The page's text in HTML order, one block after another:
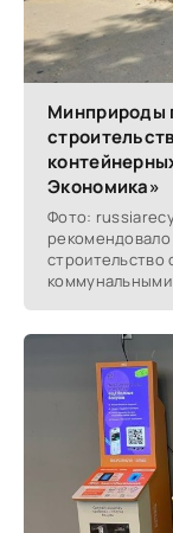
Минприроды
Экономика»
Фото: